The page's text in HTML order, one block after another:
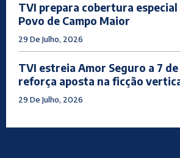
TVI prepara cobertura especial
Povo de Campo Maior
29 De Julho, 2026
TVI estreia Amor Seguro a 7
reforça aposta na ficção
29 De Julho, 2026